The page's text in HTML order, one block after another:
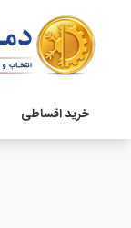
خرید اقساطی